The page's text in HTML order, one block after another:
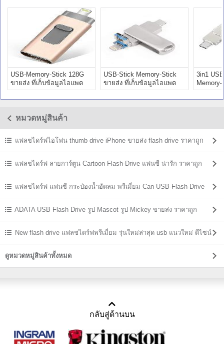
USB-Memory-Stick 128G
ขายส่ง ที่เก็บข้อมูลไอแพด
แท้ ราคา
USB-Stick Memory-Stick
ขายส่ง ที่เก็บข้อมูลไอแพด
แท้ ราคา
3in1
ขายส่ง แ
หมวดหมู่สินค้า
แฟลชไดร์ฟไอโฟน thumb drive iPhone ขายส่ง flash drive ราคาถูก
แฟลชไดร์ฟ ลายการ์ตูน Cartoon Flash-Drive แฟนซี น่ารัก ราคาถูก
แฟลชไดร์ฟ แฟนซี กระป๋องน้ำอัดลม พรีเมี่ยม Can USB-Flash-Drive
ADATA USB Flash Drive รูป Mascot รูป Mickey ขายส่ง ราคาถูก
New flash drive แฟลชไดร์ฟพรีเมี่ยม รุ่นใหม่ล่าสุด usb แนวใหม่ ดีไซน์
แปลกๆ
ดูหมวดหมู่สินค้าทั้งหมด
กลับสู่ด้านบน